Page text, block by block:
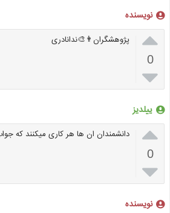
نویسنده

0

پژوهشگران👨‍🎨ندانادری
ییلدیز

0

دانشمندان ان ها هر کاری میکنند که
نویسنده